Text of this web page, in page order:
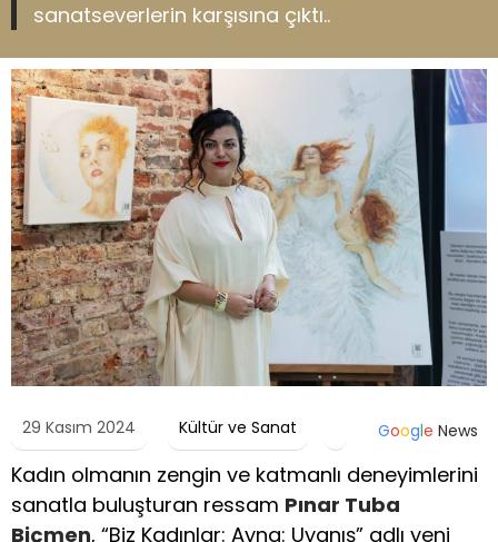
sanatseverlerin karşısına çıktı..
29 Kasım 2024 Kültür ve Sanat Google News
Kadın olmanın zengin ve katmanlı deneyimlerini
sanatla buluşturan ressam Pınar Tuba
Biçmen, “Biz Kadınlar: Ayna: Uyanış” adlı yeni